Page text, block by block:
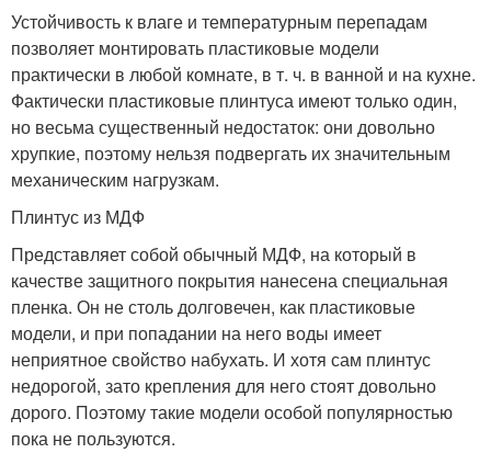
Устойчивость к влаге и температурным перепадам
позволяет монтировать пластиковые модели
практически в любой комнате, в т. ч. в ванной и на кухне.
Фактически пластиковые плинтуса имеют только один,
но весьма существенный недостаток: они довольно
хрупкие, поэтому нельзя подвергать их значительным
механическим нагрузкам.
Плинтус из МДФ
Представляет собой обычный МДФ, на который в
качестве защитного покрытия нанесена специальная
пленка. Он не столь долговечен, как пластиковые
модели, и при попадании на него воды имеет
неприятное свойство набухать. И хотя сам плинтус
недорогой, зато крепления для него стоят довольно
дорого. Поэтому такие модели особой популярностью
пока не пользуются.